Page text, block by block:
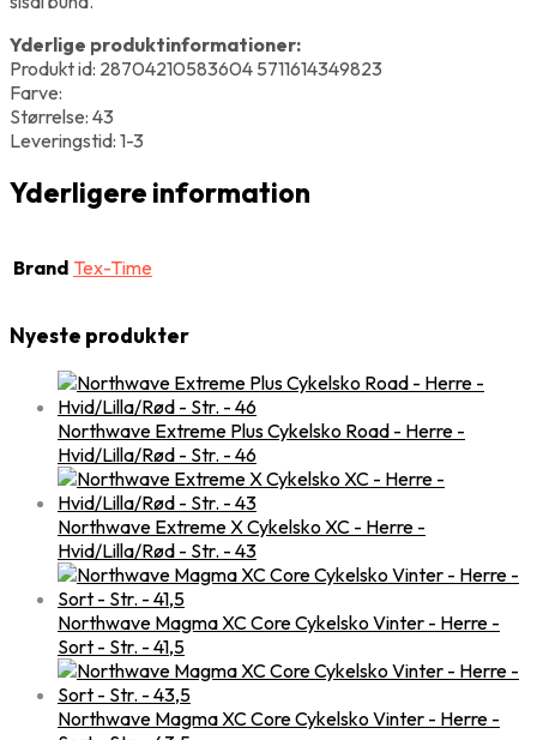
Yderlige produktinformationer:
Produkt id: 28704210583604 5711614349823
Farve:
Størrelse: 43
Leveringstid: 1-3
Yderligere information
Brand Tex-Time
Nyeste produkter
Northwave Extreme Plus Cykelsko Road - Herre -
Hvid/Lilla/Rød - Str. - 46
Northwave Extreme X Cykelsko XC - Herre -
Hvid/Lilla/Rød - Str. - 43
Northwave Magma XC Core Cykelsko Vinter - Herre -
Sort - Str. - 41,5
Northwave Magma XC Core Cykelsko Vinter - Herre -